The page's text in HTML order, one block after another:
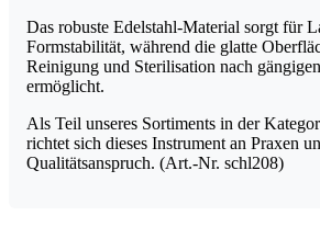
Das robuste Edelstahl-Material sorgt für
Formstabilität, während die glatte
Reinigung und Sterilisation nach
ermöglicht.
Als Teil unseres Sortiments in der
richtet sich dieses Instrument an Praxen
Qualitätsanspruch. (Art.-Nr. schl208)